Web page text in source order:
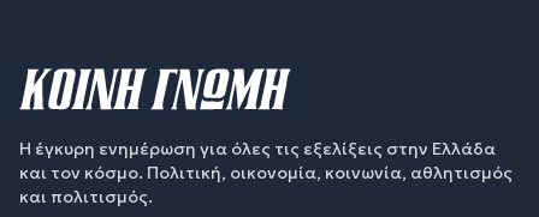
Η έγκυρη ενημέρωση για όλες τις εξελίξεις στην Ελλάδα
και τον κόσμο. Πολιτική, οικονομία, κοινωνία, αθλητισμός
και πολιτισμός.